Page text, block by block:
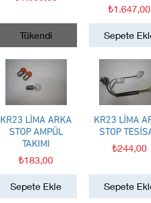
Tükendi
Fiyat
₺1.647,00
Sepete
Hızlı Bakış
KR23 LİMA ARKA
STOP AMPÜL
TAKIMI
Fiyat
₺183,00
Sepete Ekle
Hızlı Bakış
KR23 LİMA
STOP
Fiyat
₺244,00
Sepete